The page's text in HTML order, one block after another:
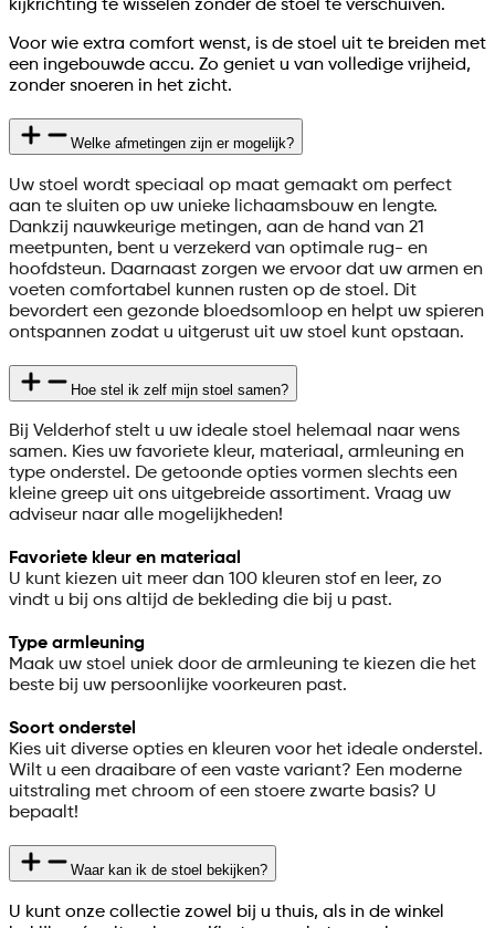
kijkrichting te wisselen zonder de stoel te verschuiven.
Voor wie extra comfort wenst, is de stoel uit te breiden met
een ingebouwde accu. Zo geniet u van volledige vrijheid,
zonder snoeren in het zicht.
Welke afmetingen zijn er mogelijk?
Uw stoel wordt speciaal op maat gemaakt om perfect
aan te sluiten op uw unieke lichaamsbouw en lengte.
Dankzij nauwkeurige metingen, aan de hand van 21
meetpunten, bent u verzekerd van optimale rug- en
hoofdsteun. Daarnaast zorgen we ervoor dat uw armen en
voeten comfortabel kunnen rusten op de stoel. Dit
bevordert een gezonde bloedsomloop en helpt uw spieren
ontspannen zodat u uitgerust uit uw stoel kunt opstaan.
Hoe stel ik zelf mijn stoel samen?
Bij Velderhof stelt u uw ideale stoel helemaal naar wens
samen. Kies uw favoriete kleur, materiaal, armleuning en
type onderstel. De getoonde opties vormen slechts een
kleine greep uit ons uitgebreide assortiment. Vraag uw
adviseur naar alle mogelijkheden!
Favoriete kleur en materiaal
U kunt kiezen uit meer dan 100 kleuren stof en leer, zo
vindt u bij ons altijd de bekleding die bij u past.
Type armleuning
Maak uw stoel uniek door de armleuning te kiezen die het
beste bij uw persoonlijke voorkeuren past.
Soort onderstel
Kies uit diverse opties en kleuren voor het ideale onderstel.
Wilt u een draaibare of een vaste variant? Een moderne
uitstraling met chroom of een stoere zwarte basis? U
bepaalt!
Waar kan ik de stoel bekijken?
U kunt onze collectie zowel bij u thuis, als in de winkel